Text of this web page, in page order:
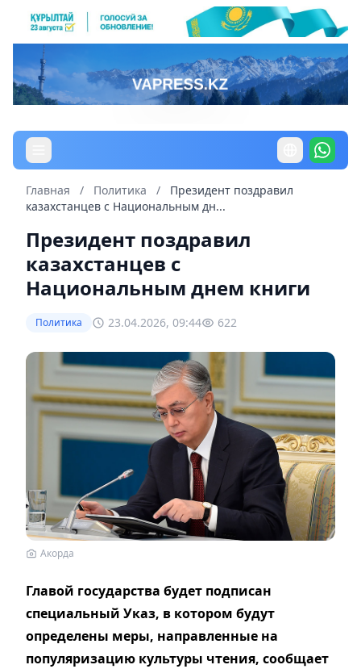
Главная / Политика /
Президент поздравил
казахстанцев с Национальным дн...
Президент поздравил
казахстанцев с
Национальным днем книги
Политика 23.04.2026, 09:44 622
Акорда
Главой государства будет подписан
специальный Указ, в котором будут
определены меры, направленные на
популяризацию культуры чтения, сообщает